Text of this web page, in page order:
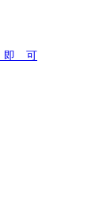
即 可